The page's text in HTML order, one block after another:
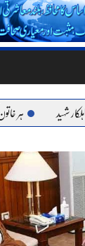
ہر خاتون کی مالی طور پر خود